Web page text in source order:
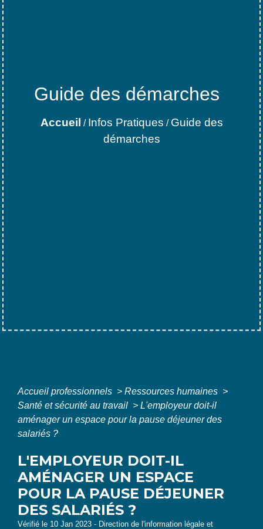
Guide des démarches
Accueil / Infos Pratiques / Guide des
démarches
Accueil professionnels > Ressources humaines >
Santé et sécurité au travail > L'employeur doit-il
aménager un espace pour la pause déjeuner des
salariés ?
L'EMPLOYEUR DOIT-IL
AMÉNAGER UN ESPACE
POUR LA PAUSE DÉJEUNER
DES SALARIÉS ?
Vérifié le 10 Jan 2023 - Direction de l'information légale et